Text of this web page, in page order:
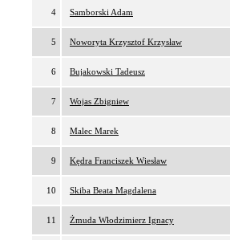
4 Samborski Adam
5 Noworyta Krzysztof Krzysław
6 Bujakowski Tadeusz
7 Wojas Zbigniew
8 Malec Marek
9 Kędra Franciszek Wiesław
10 Skiba Beata Magdalena
11 Żmuda Włodzimierz Ignacy